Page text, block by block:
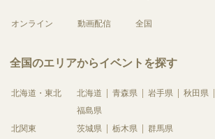
オンライン 動画配信 全国
全国のエリアからイベントを探す
北海道・東北 北海道 青森県 岩手県 秋田県
福島県
北関東
茨城県 栃木県 群馬県